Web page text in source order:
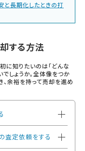
と長期化したときの打
する方法
に知りたいのは「どんな
しょうか。全体像をつか
、余裕を持って売却を進め
査定依頼をする